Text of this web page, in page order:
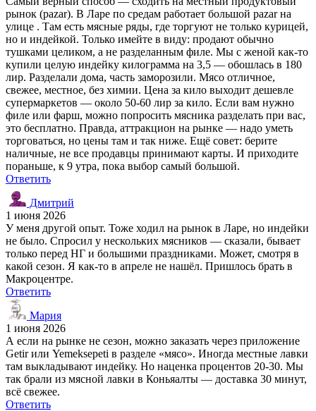
рынок (pazar). В Ларе по средам работает большой pazar на
улице . Там есть мясные ряды, где торгуют не только курицей,
но и индейкой. Только имейте в виду: продают обычно
тушками целиком, а не разделанным филе. Мы с женой как-то
купили целую индейку килограмма на 3,5 — обошлась в 180
лир. Разделали дома, часть заморозили. Мясо отличное,
свежее, местное, без химии. Цена за кило выходит дешевле
супермаркетов — около 50-60 лир за кило. Если вам нужно
филе или фарш, можно попросить мясника разделать при вас,
это бесплатно. Правда, аттракцион на рынке — надо уметь
торговаться, но цены там и так ниже. Ещё совет: берите
наличные, не все продавцы принимают карты. И приходите
пораньше, к 9 утра, пока выбор самый большой.
Ответить
Дмитрий
1 июня 2026
У меня другой опыт. Тоже ходил на рынок в Ларе, но индейки
не было. Спросил у нескольких мясников — сказали, бывает
только перед НГ и большими праздниками. Может, смотря в
какой сезон. Я как-то в апреле не нашёл. Пришлось брать в
Макроцентре.
Ответить
Мария
1 июня 2026
А если на рынке не сезон, можно заказать через приложение
Getir или Yemeksepeti в разделе «мясо». Иногда местные лавки
там выкладывают индейку. Но наценка процентов 20-30. Мы
так брали из мясной лавки в Коньяалты — доставка 30 минут,
всё свежее.
Ответить